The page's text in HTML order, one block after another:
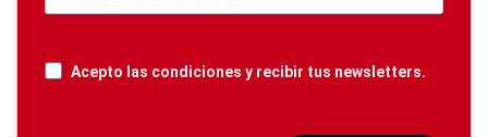
Acepto las condiciones y recibir tus newsletters.